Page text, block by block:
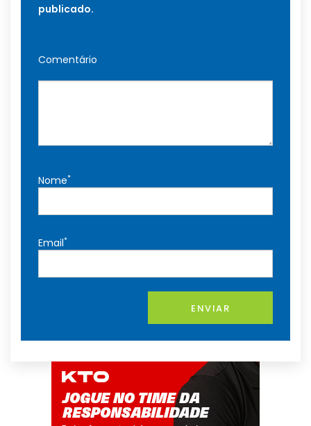
publicado.
Comentário
Nome*
Email*
ENVIAR